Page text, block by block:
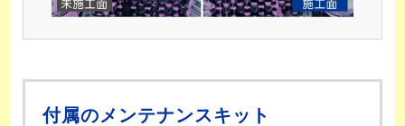
付属のメンテナンスキット